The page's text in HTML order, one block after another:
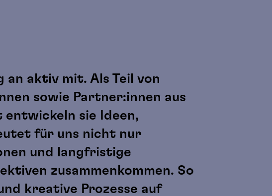
an aktiv mit. Als Teil von
sowie Partner:innen aus
entwickeln sie Ideen,
für uns nicht nur
und langfristige
zusammenkommen. So
kreative Prozesse auf